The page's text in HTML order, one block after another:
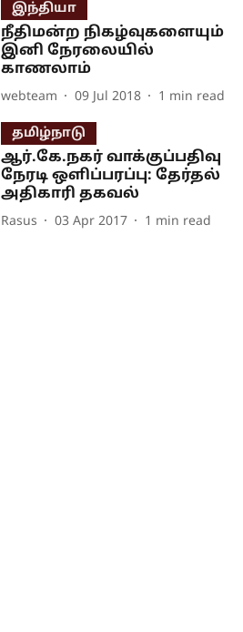
இந்தியா
நீதிமன்ற நிகழ்வுகளையும்
இனி நேரலையில்
காணலாம்
webteam 09 Jul 2018 1 min read
தமிழ்நாடு
ஆர்.கே.நகர் வாக்குப்பதிவு
நேரடி ஒளிப்பரப்பு: தேர்தல்
அதிகாரி தகவல்
Rasus 03 Apr 2017 1 min read